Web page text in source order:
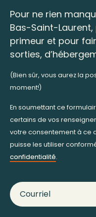
Pour ne rien
Bas-Saint-
primeur et pour
sorties,
(Bien sûr, vous aurez la
moment!)
En soumettant ce
certains de vos
votre consentement à ce
puisse les utiliser
confidentialité.